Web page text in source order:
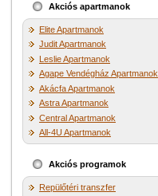
Akciós apartmanok
Elite Apartmanok
Judit Apartmanok
Leslie Apartmanok
Agape Vendégház Apartmanok
Akácfa Apartmanok
Astra Apartmanok
Central Apartmanok
All-4U Apartmanok
Akciós programok
Repülőtéri transzfer